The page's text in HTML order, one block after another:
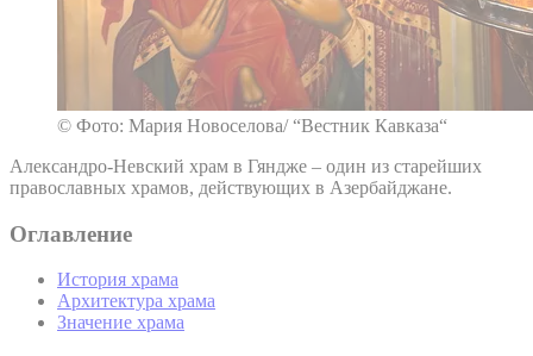
© Фото: Мария Новоселова/ “Вестник Кавказа“
Александро-Невский храм в Гяндже – один из старейших
православных храмов, действующих в Азербайджане.
Оглавление
История храма
Архитектура храма
Значение храма